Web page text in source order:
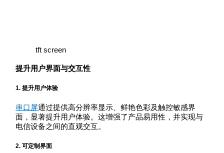
tft screen
提升用户界面与交互性
1.提升用户体验
串口屏通过提供高分辨率显示、鲜艳色彩及触控敏感界
面，显著提升用户体验。这增强了产品易用性，并实现与
电信设备之间的直观交互。
2.可定制界面